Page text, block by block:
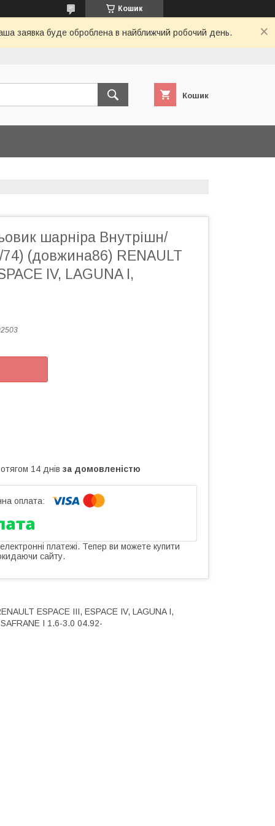
Кошик
заявка буде оброблена в найближчий робочий день.
Кошик
шарніра Внутрішн/
(довжина86) RENAULT
IV, LAGUNA I,
14 днів за домовленістю
платежі. Тепер ви можете купити
сайту.
ESPACE III, ESPACE IV, LAGUNA I,
I 1.6-3.0 04.92-